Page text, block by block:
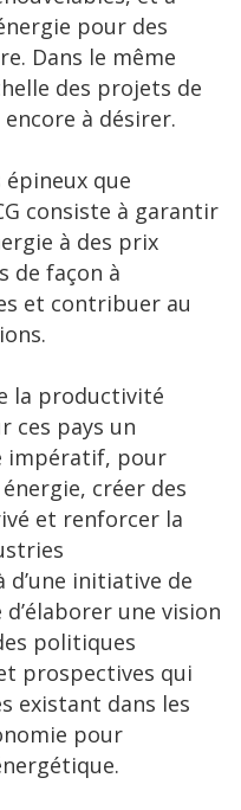
pour des
Dans le même
des projets de
à désirer.
que
consiste à garantir
à des prix
de façon à
et contribuer au
la productivité
ces pays un
impératif, pour
créer des
et renforcer la
d’une initiative de
une vision
politiques
prospectives qui
existant dans les
pour